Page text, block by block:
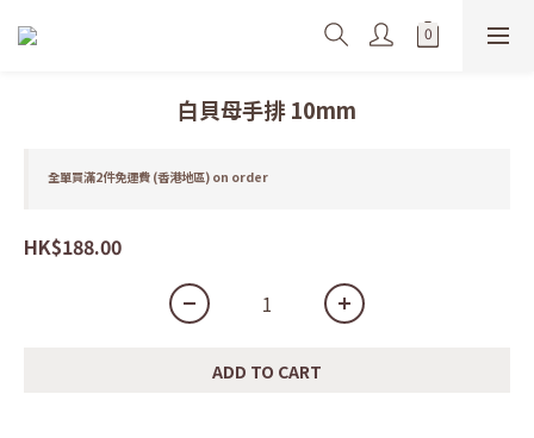
白貝母手排 10mm
全單買滿2件免運費 (香港地區) on order
HK$188.00
ADD TO CART